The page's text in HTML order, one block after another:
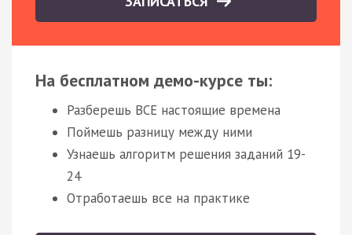
На бесплатном демо-курсе ты:
Разберешь ВСЕ настоящие времена
Поймешь разницу между ними
Узнаешь алгоритм решения заданий 19-
24
Отработаешь все на практике